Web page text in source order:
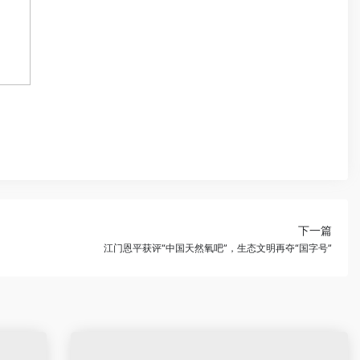
下一篇
江门恩平获评“中国天然氧吧”，生态文明再夺“国字号”